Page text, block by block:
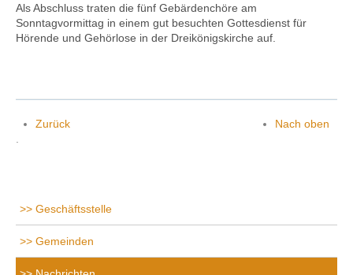
Als Abschluss traten die fünf Gebärdenchöre am
Sonntagvormittag in einem gut besuchten Gottesdienst für
Hörende und Gehörlose in der Dreikönigskirche auf.
Zurück
Nach oben
Geschäftsstelle
Gemeinden